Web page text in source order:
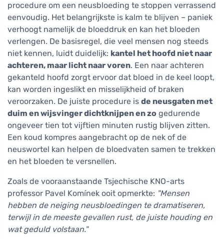
procedure om een neusbloeding te stoppen verrassend
eenvoudig. Het belangrijkste is kalm te blijven – paniek
verhoogt namelijk de bloeddruk en kan het bloeden
verlengen. De basisregel, die veel mensen nog steeds
niet kennen, luidt duidelijk: kantel het hoofd niet naar
achteren, maar licht naar voren. Een naar achteren
gekanteld hoofd zorgt ervoor dat bloed in de keel loopt,
kan worden ingeslikt en misselijkheid of braken
veroorzaken. De juiste procedure is de neusgaten met
duim en wijsvinger dichtknijpen en zo gedurende
ongeveer tien tot vijftien minuten rustig blijven zitten.
Een koud kompres aangebracht op de nek of de
neuswortel kan helpen de bloedvaten samen te trekken
en het bloeden te versnellen.
Zoals de vooraanstaande Tsjechische KNO-arts
professor Pavel Komínek ooit opmerkte: "Mensen
hebben de neiging neusbloedingen te dramatiseren,
terwijl in de meeste gevallen rust, de juiste houding en
wat geduld volstaan."